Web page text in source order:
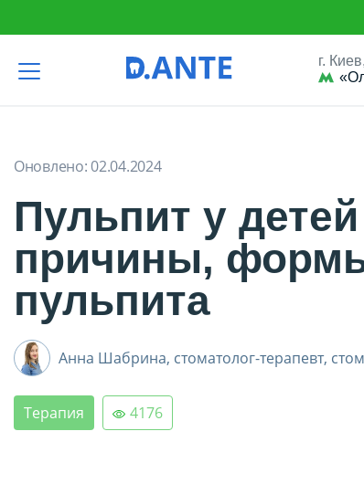
г.
Оновлено:02.04.2024
Пульпит у
причины,
пульпита
Анна Шабрина, стоматолог-терапевт,
Терапия 4176